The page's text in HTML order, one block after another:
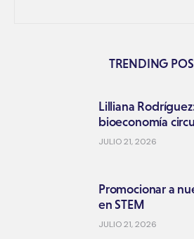
TRENDING
Lilliana
bioeconomía
JULIO 21, 2026
Promocionar a
en STEM
JULIO 21, 2026